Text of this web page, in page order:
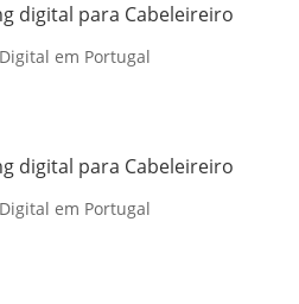
digital para Cabeleireiro
em Portugal
digital para Cabeleireiro
em Portugal